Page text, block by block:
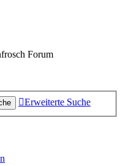
Forum
Erweiterte Suche